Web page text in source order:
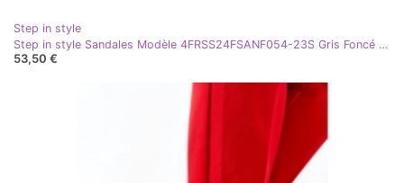
Step in style
Step in style Sandales Modèle 4FRSS24FSANF054-23S Gris Foncé - Entrez avec style
53,50 €